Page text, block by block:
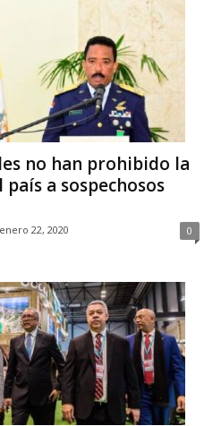
no han prohibido la
a sospechosos
enero 22, 2020 0